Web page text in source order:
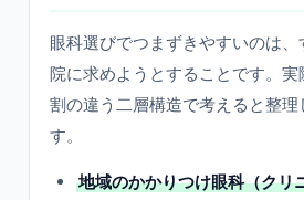
眼科選びでつまずきやすいのは
院に求めようとすることです。
割の違う二層構造で考えると整理
す。
地域のかかりつけ眼科（クリ